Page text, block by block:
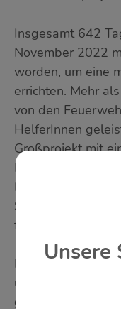
Insgesamt 642
November 2022
worden, um eine
errichten. Mehr
von den
HelferInnen
Großprojekt mit
Millionen Euro zu
Drittel wurde
St. Peter in der
finanziert.
Nachdem die
und Samstag, 16.
gelungenen
Unsere